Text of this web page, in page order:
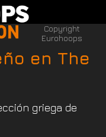
en Τhe
griega de
Copyright
Eurohoops